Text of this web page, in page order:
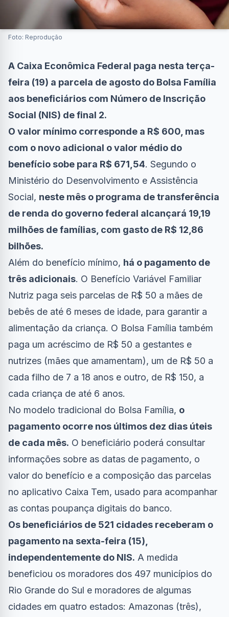
Foto: Reprodução
A Caixa Econômica Federal paga nesta terça-
feira (19) a parcela de agosto do Bolsa Família
aos beneficiários com Número de Inscrição
Social (NIS) de final 2.
O valor mínimo corresponde a R$ 600, mas
com o novo adicional o valor médio do
benefício sobe para R$ 671,54. Segundo o
Ministério do Desenvolvimento e Assistência
Social, neste mês o programa de transferência
de renda do governo federal alcançará 19,19
milhões de famílias, com gasto de R$ 12,86
bilhões.
Além do benefício mínimo, há o pagamento de
três adicionais. O Benefício Variável Familiar
Nutriz paga seis parcelas de R$ 50 a mães de
bebês de até 6 meses de idade, para garantir a
alimentação da criança. O Bolsa Família também
paga um acréscimo de R$ 50 a gestantes e
nutrizes (mães que amamentam), um de R$ 50 a
cada filho de 7 a 18 anos e outro, de R$ 150, a
cada criança de até 6 anos.
No modelo tradicional do Bolsa Família, o
pagamento ocorre nos últimos dez dias úteis
de cada mês. O beneficiário poderá consultar
informações sobre as datas de pagamento, o
valor do benefício e a composição das parcelas
no aplicativo Caixa Tem, usado para acompanhar
as contas poupança digitais do banco.
Os beneficiários de 521 cidades receberam o
pagamento na sexta-feira (15),
independentemente do NIS. A medida
beneficiou os moradores dos 497 municípios do
Rio Grande do Sul e moradores de algumas
cidades em quatro estados: Amazonas (três),